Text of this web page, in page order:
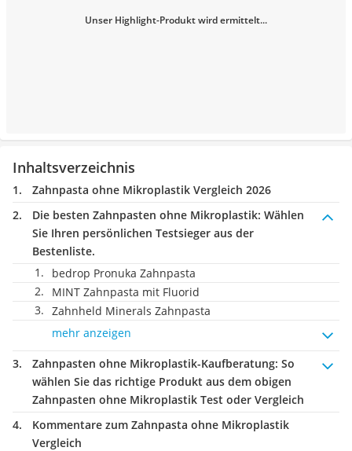
Unser Highlight-Produkt wird ermittelt...
Inhaltsverzeichnis
Zahnpasta ohne Mikroplastik Vergleich 2026
Die besten Zahnpasten ohne Mikroplastik: Wählen
Sie Ihren persönlichen Testsieger aus der
Bestenliste.
bedrop Pronuka Zahnpasta
MINT Zahnpasta mit Fluorid
Zahnheld Minerals Zahnpasta
mehr anzeigen
Zahnpasten ohne Mikroplastik-Kaufberatung: So
wählen Sie das richtige Produkt aus dem obigen
Zahnpasten ohne Mikroplastik Test oder Vergleich
Kommentare zum Zahnpasta ohne Mikroplastik
Vergleich